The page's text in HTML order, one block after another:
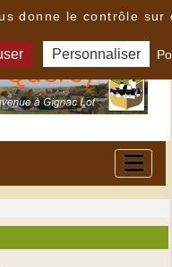
donne le contrôle sur
Personnaliser